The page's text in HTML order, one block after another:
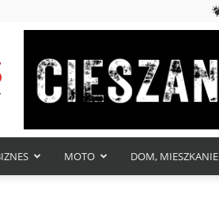
MOTO DOM, MIESZKANIE